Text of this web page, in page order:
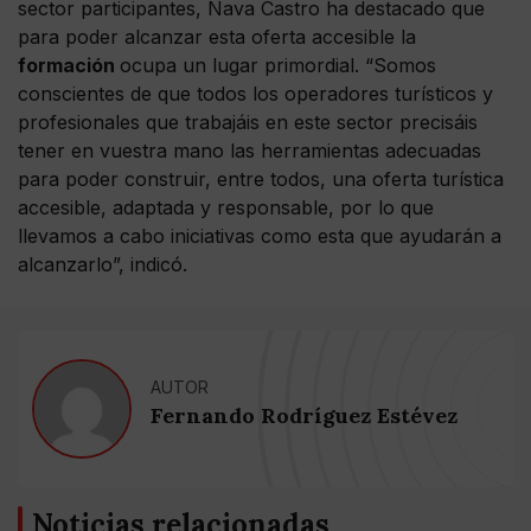
sector participantes, Nava Castro ha destacado que
para poder alcanzar esta oferta accesible la
formación ocupa un lugar primordial. “Somos
conscientes de que todos los operadores turísticos y
profesionales que trabajáis en este sector precisáis
tener en vuestra mano las herramientas adecuadas
para poder construir, entre todos, una oferta turística
accesible, adaptada y responsable, por lo que
llevamos a cabo iniciativas como esta que ayudarán a
alcanzarlo”, indicó.
AUTOR
Fernando Rodríguez Estévez